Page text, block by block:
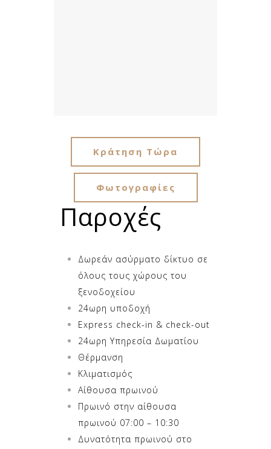
Κράτηση Τώρα
Φωτογραφίες
Παροχές
Δωρεάν ασύρματο δίκτυο σε
όλους τους χώρους του
ξενοδοχείου
24ωρη υποδοχή
Express check-in & check-out
24ωρη Υπηρεσία Δωματίου
Θέρμανση
Κλιματισμός
Αίθουσα πρωινού
Πρωινό στην αίθουσα
πρωινού 07:00 – 10:30
Δυνατότητα πρωινού στο